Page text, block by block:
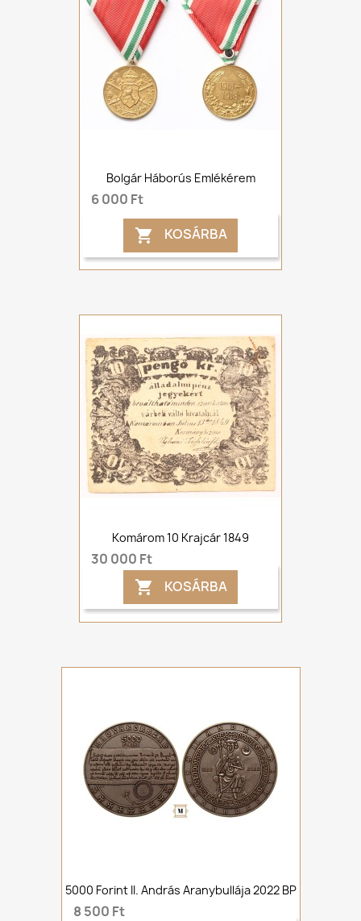
Bolgár Háborús Emlékérem
6 000 Ft
 KOSÁRBA
Komárom 10 Krajcár 1849
30 000 Ft
 KOSÁRBA
5000 Forint II. András Aranybullája 2022 BP
8 500 Ft